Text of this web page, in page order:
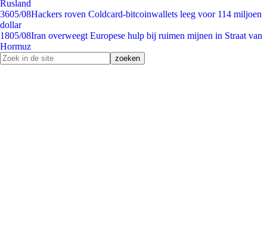
Rusland
3605/08Hackers roven Coldcard-bitcoinwallets leeg voor 114 miljoen
dollar
1805/08Iran overweegt Europese hulp bij ruimen mijnen in Straat van
Hormuz